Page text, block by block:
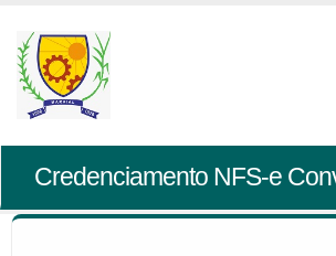
Credenciamento NFS-e